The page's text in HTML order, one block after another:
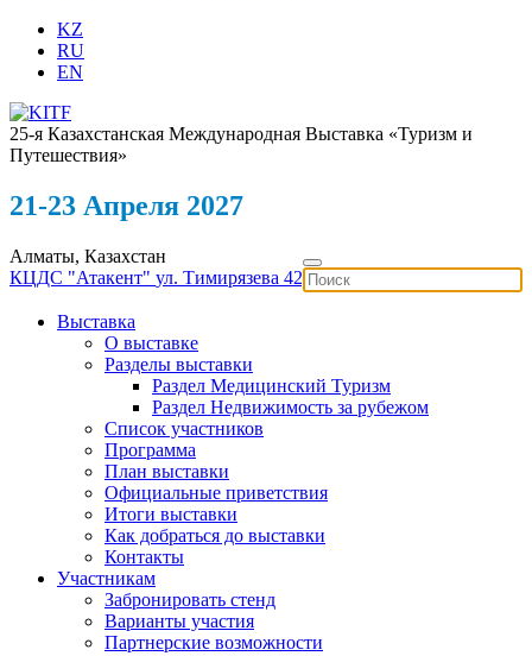
KZ
RU
EN
25-я Казахстанская Международная Выставка «Туризм и
Путешествия»
21-23 Апреля 2027
Алматы, Казахстан
КЦДС "Атакент" ул. Тимирязева 42
Выставка
О выставке
Разделы выставки
Раздел Медицинский Туризм
Раздел Недвижимость за рубежом
Список участников
Программа
План выставки
Официальные приветствия
Итоги выставки
Как добраться до выставки
Контакты
Участникам
Забронировать стенд
Варианты участия
Партнерские возможности